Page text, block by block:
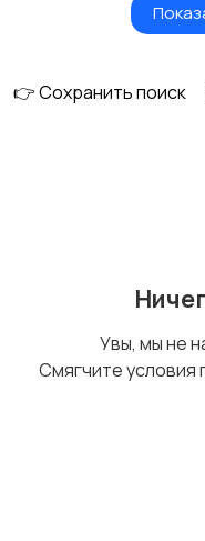
Бытовые услуги и
👉 Сохранить поиск
Увы, мы не
Смягчите условия